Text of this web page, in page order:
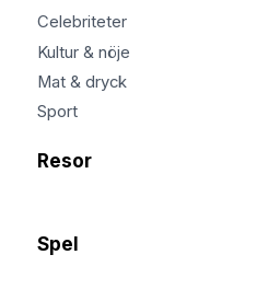
Celebriteter
Kultur & nöje
Mat & dryck
Sport
Resor
Spel